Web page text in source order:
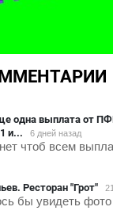
одна выплата от
и...
6 дней назад
чтоб всем
Ресторан "Грот"
бы увидеть фото